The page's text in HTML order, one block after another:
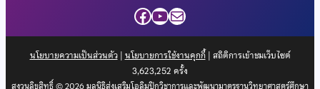
Facebook
YouTube
Mail
นโยบายความเป็นส่วนตัว| นโยบายการใช้งานคุกกี้| สถิติการเข้าชมเว็บไซต์
3,623,252 ครั้ง
สงวนลิขสิทธิ์ © 2026 มูลนิธิส่งเสริมโอลิมปิกวิชาการและพัฒนามาตรฐานวิทยาศาสตร์ศึกษา